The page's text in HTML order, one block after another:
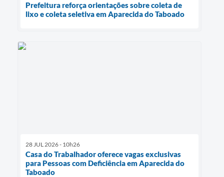
Prefeitura reforça orientações sobre coleta de
lixo e coleta seletiva em Aparecida do Taboado
28 JUL 2026 - 10h26
Casa do Trabalhador oferece vagas exclusivas
para Pessoas com Deficiência em Aparecida do
Taboado